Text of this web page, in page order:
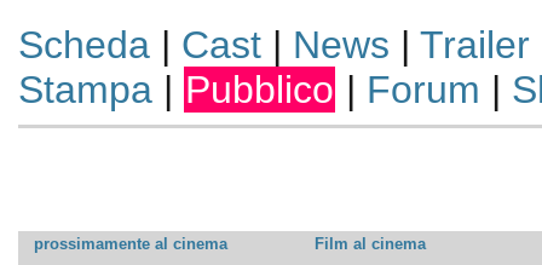
Scheda| Cast| News | Trailer
Stampa| Pubblico | Forum |
prossimamente al cinema
Film al cinema